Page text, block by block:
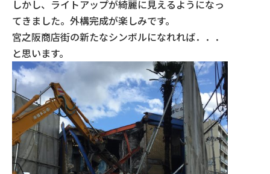
しかし、ライトアップが綺麗に見えるようになっ
てきました。外構完成が楽しみです。
宮之阪商店街の新たなシンボルになれれば．．．
と思います。